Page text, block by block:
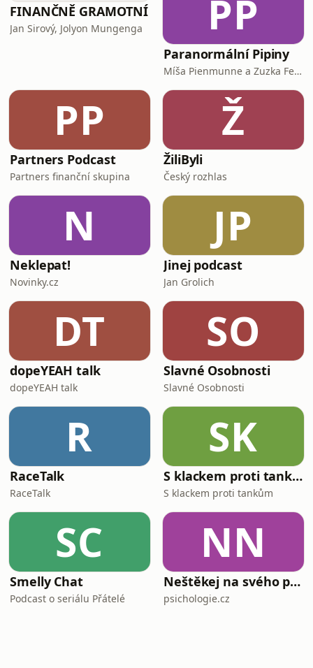
FINANČNĚ GRAMOTNÍ
Jan Sirový, Jolyon Mungenga PP
Paranormální Pipiny
Míša Pienmunne a Zuzka Fejfarová
PP
Partners Podcast
Partners finanční skupina
Ž
ŽiliByli
Český rozhlas
N
Neklepat!
Novinky.cz
JP
Jinej podcast
Jan Grolich
DT
dopeYEAH talk
dopeYEAH talk
SO
Slavné Osobnosti
Slavné Osobnosti
R
RaceTalk
RaceTalk
SK
S klackem proti tankům
S klackem proti tankům
SC
Smelly Chat
Podcast o seriálu Přátelé
NN
Neštěkej na svého psa
psichologie.cz